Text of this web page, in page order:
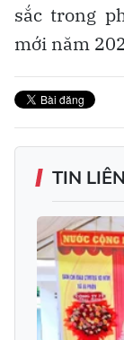
sắc trong
mới năm
TIN